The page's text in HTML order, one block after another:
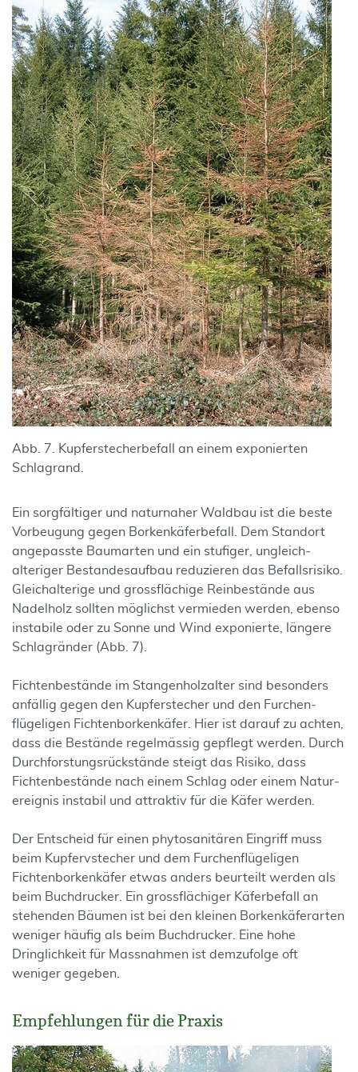
Abb. 7. Kupferstecherbefall an einem exponierten
Schlagrand.
Ein sorgfältiger und naturnaher Waldbau ist die beste
Vorbeugung gegen Borken­käfer­befall. Dem Standort
angepasste Baum­arten und ein stufiger, ungleich­
alteriger Bestandes­aufbau reduzieren das Befalls­risiko.
Gleich­alterige und gross­flächige Rein­bestände aus
Nadel­holz sollten möglichst vermieden werden, ebenso
instabile oder zu Sonne und Wind exponierte, längere
Schlag­ränder (Abb. 7).
Fichtenbestände im Stangen­holz­alter sind besonders
anfällig gegen den Kupfer­stecher und den Furchen­
flügeligen Fichten­borkenkäfer. Hier ist darauf zu achten,
dass die Bestände regelmässig gepflegt werden. Durch
Durch­forstungs­rückstände steigt das Risiko, dass
Fichten­bestände nach einem Schlag oder einem Natur­
ereignis instabil und attraktiv für die Käfer werden.
Der Entscheid für einen phytosanitären Eingriff muss
beim Kupfer­vstecher und dem Furchen­flügeligen
Fichten­borkenkäfer etwas anders beurteilt werden als
beim Buch­drucker. Ein gross­flächiger Käfer­befall an
stehenden Bäumen ist bei den kleinen Borken­käfer­arten
weniger häufig als beim Buch­drucker. Eine hohe
Dringlichkeit für Massnahmen ist demzufolge oft
weniger gegeben.
Empfehlungen für die Praxis